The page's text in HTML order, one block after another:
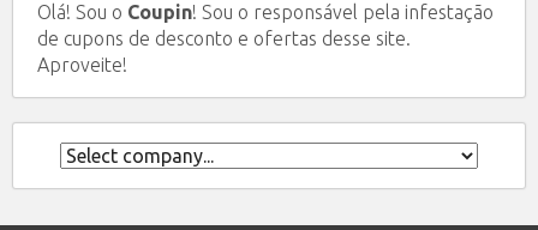
Olá! Sou o Coupin! Sou o responsável pela infestação
de cupons de desconto e ofertas desse site.
Aproveite!